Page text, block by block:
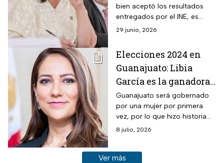
bien aceptó los resultados
entregados por el INE, es
necesario analizar lo que
29 junio, 2026
Elecciones 2024 en
Guanajuato: Libia
García es la ganadora
virtual de la
gubernatura
Guanajuato será gobernado
por una mujer por primera
vez, por lo que hizo historia
en estas elecciones 2024.
8 julio, 2026
Ver más historias sobre este tema
Ver más